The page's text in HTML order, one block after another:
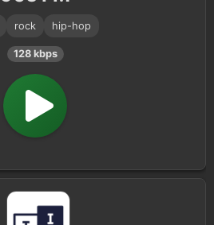
rock hip-hop
128 kbps